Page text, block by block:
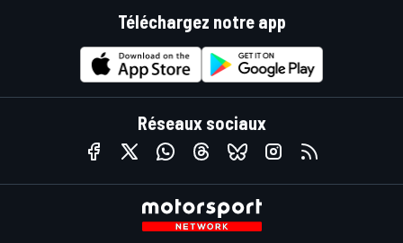
Téléchargez notre app
Réseaux sociaux